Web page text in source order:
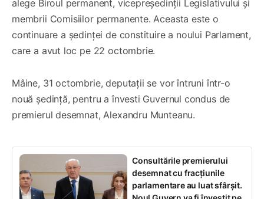
alege Biroul permanent, vicepreședinții Legislativului și
membrii Comisiilor permanente. Aceasta este o
continuare a ședinței de constituire a noului Parlament,
care a avut loc pe 22 octombrie.
Mâine, 31 octombrie, deputații se vor întruni într-o
nouă ședință, pentru a învesti Guvernul condus de
premierul desemnat, Alexandru Munteanu.
Consultările premierului
desemnat cu fracțiunile
parlamentare au luat sfârșit.